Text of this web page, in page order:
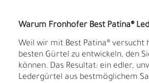
Warum Fronhofer Best Patina®
Weil wir mit Best Patina® versucht
besten Gürtel zu entwickeln, den
können. Das Resultat: ein edler,
Ledergürtel aus bestmöglichem